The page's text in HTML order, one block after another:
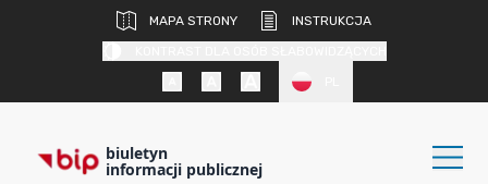
MAPA STRONY
INSTRUKCJA
biuletyn
informacji publicznej